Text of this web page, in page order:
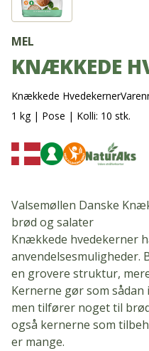
MEL
KNÆKKEDE
Knækkede Hvedekerner
1 kg | Pose | Kolli: 10 stk.
Valsemøllen Danske
brød og salater
Knækkede hvedekerner
anvendelsesmuligheder.
en grovere struktur,
Kernerne gør som
men tilfører noget til
også kernerne som
er mange.